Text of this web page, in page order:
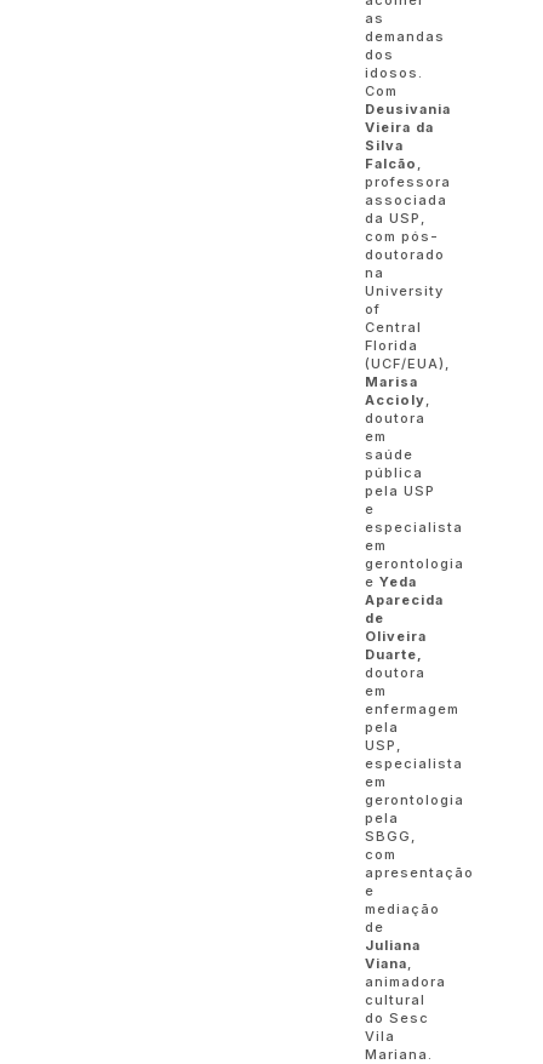
as
demandas
dos
idosos.
Com
Deusivania
Vieira da
Silva
Falcão
professora
associada
da USP,
com pós-
doutorado
na
University
of
Central
Florida
(UCF/EUA),
Marisa
Accioly
doutora
em
saúde
pública
pela USP
e
especialista
em
gerontologia
e Yeda
Aparecida
de
Oliveira
Duarte,
doutora
em
enfermagem
pela
USP,
especialista
em
gerontologia
pela
SBGG,
com
apresentação
e
mediação
de
Juliana
Viana
animadora
cultural
do Sesc
Vila
Mariana.